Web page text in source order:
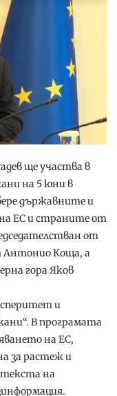
ще участва в
на 5 юни в
държавните и
ЕС и страните от
от
Антонио Коща, а
гора Яков
и
В програмата
на ЕС,
за растеж и
на